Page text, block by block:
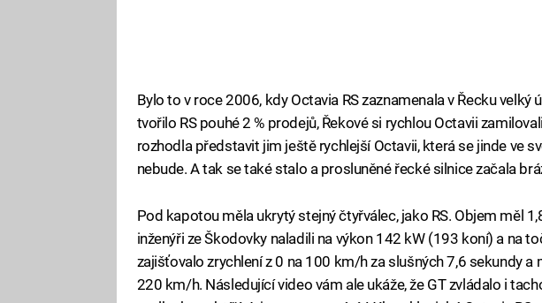
Bylo to v roce 2006, kdy Octavia RS zaznamenala v Řecku velký
tvořilo RS pouhé 2 % prodejů, Řekové si rychlou Octavii
rozhodla představit jim ještě rychlejší Octavii, která se jinde ve
nebude. A tak se také stalo a prosluněné řecké silnice začala
Pod kapotou měla ukrytý stejný čtyřválec, jako RS. Objem měl
inženýři ze Škodovky naladili na výkon 142 kW (193 koní) a na
zajišťovalo zrychlení z 0 na 100 km/h za slušných 7,6 sekundy a
220 km/h. Následující video vám ale ukáže, že GT zvládalo i